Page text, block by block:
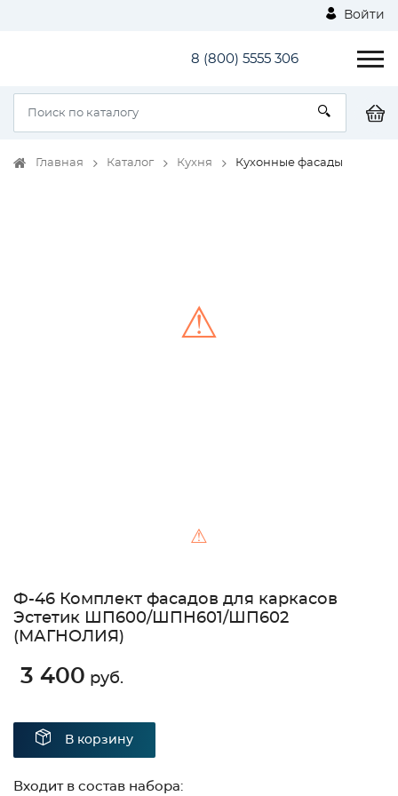
Войти
8 (800) 5555 306
Главная Каталог Кухня Кухонные фасады
⚠
⚠
Ф-46 Комплект фасадов для каркасов
Эстетик ШП600/ШПН601/ШП602
(МАГНОЛИЯ)
3 400 руб.
В корзину
Входит в состав набора: